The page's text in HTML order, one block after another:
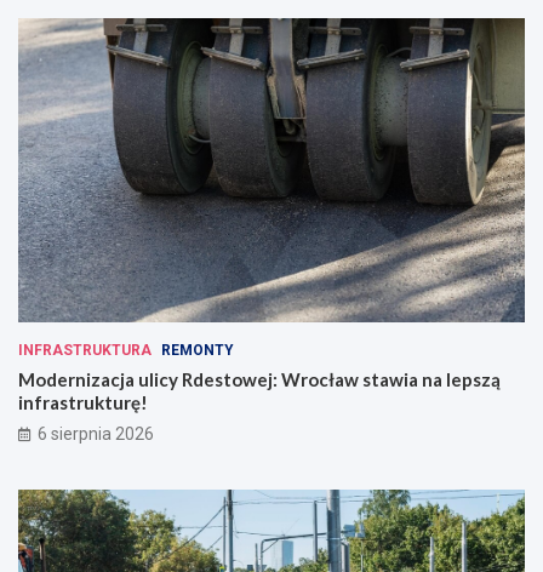
INFRASTRUKTURA REMONTY
Modernizacja ulicy Rdestowej: Wrocław stawia na lepszą
infrastrukturę!
6 sierpnia 2026